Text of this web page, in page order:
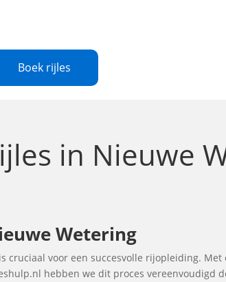
Boek rijles
in Nieuwe
Wetering
voor een succesvolle rijopleiding.
hebben we dit proces vereenvoudigd